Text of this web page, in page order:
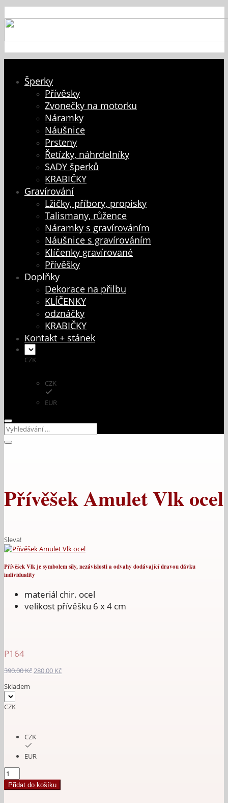
Šperky
Přívěsky
Zvonečky na motorku
Náramky
Náušnice
Prsteny
Řetízky, náhrdelníky
SADY šperků
KRABIČKY
Gravírování
Lžičky, příbory, propisky
Talismany, růžence
Náramky s gravírováním
Náušnice s gravírováním
Klíčenky gravírované
Přívěšky
Doplňky
Dekorace na přilbu
KLÍČENKY
odznáčky
KRABIČKY
Kontakt + stánek
CZK
CZK
EUR
Přívěšek Amulet Vlk ocel
Sleva!
Přívěšek Vlk je symbolem síly, nezávislosti a odvahy dodávající dravou dávku
individuality
materiál chir. ocel
velikost přívěšku 6 x 4 cm
P164
390.00Kč Původní
280.00 KčAktuální
Skladem
CZK
CZK
EUR
Přívěšek
Amulet
Vlk
Přidat do košíku